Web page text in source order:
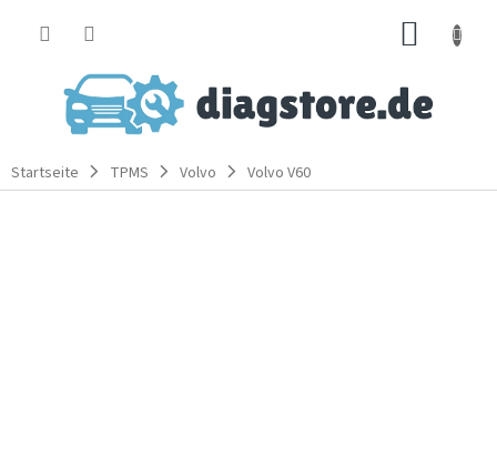
Startseite TPMS Volvo Volvo V60